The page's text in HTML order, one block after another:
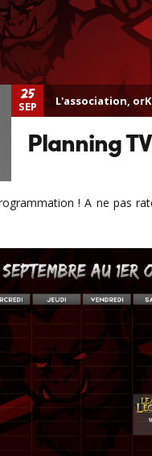
25
SEP L'association,
Planning
! A ne pas